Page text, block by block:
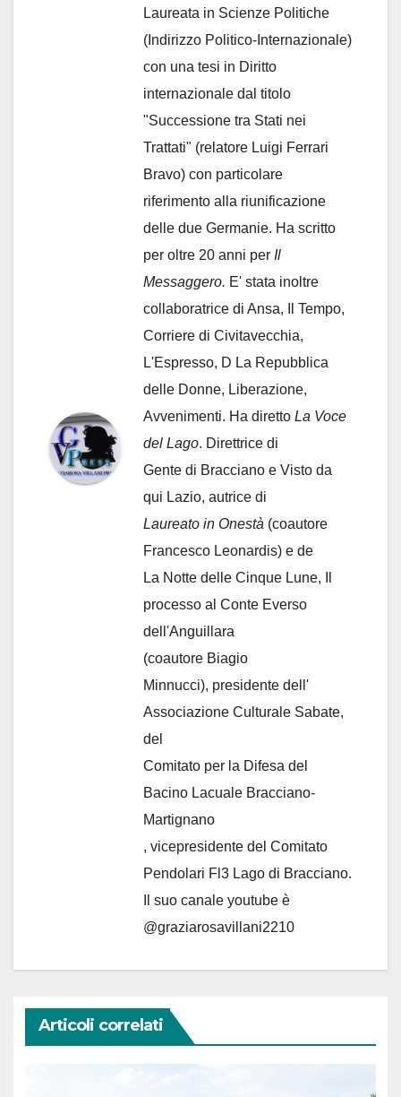
Laureata in Scienze Politiche
(Indirizzo Politico-Internazionale)
con una tesi in Diritto
internazionale dal titolo
"Successione tra Stati nei
Trattati" (relatore Luigi Ferrari
Bravo) con particolare
riferimento alla riunificazione
delle due Germanie. Ha scritto
per oltre 20 anni per Il
Messaggero. E' stata inoltre
collaboratrice di Ansa, Il Tempo,
Corriere di Civitavecchia,
L'Espresso, D La Repubblica
delle Donne, Liberazione,
Avvenimenti. Ha diretto La Voce
del Lago. Direttrice di
Gente di Bracciano e Visto da
qui Lazio, autrice di
Laureato in Onestà (coautore
Francesco Leonardis) e de
La Notte delle Cinque Lune, Il
processo al Conte Everso
dell'Anguillara
(coautore Biagio
Minnucci), presidente dell'
Associazione Culturale Sabate,
del
Comitato per la Difesa del
Bacino Lacuale Bracciano-
Martignano
, vicepresidente del Comitato
Pendolari Fl3 Lago di Bracciano.
Il suo canale youtube è
@graziarosavillani2210
Articoli correlati